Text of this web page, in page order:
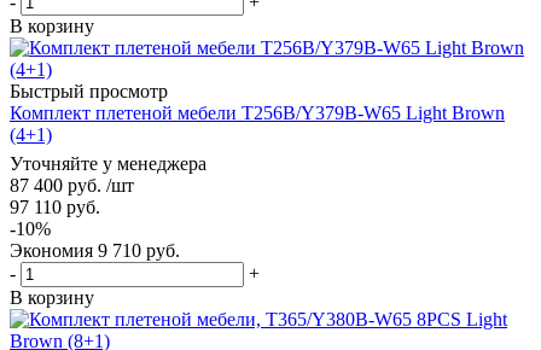
В корзину
Быстрый просмотр
Комплект плетеной мебели T256B/Y379B-W65 Light Brown
(4+1)
Уточняйте у менеджера
87 400 руб. /шт
97 110 руб.
-10%
Экономия 9 710 руб.
-
+
В корзину